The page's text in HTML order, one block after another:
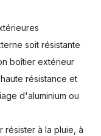
soit résistante
boîtier extérieur
résistance et
d'aluminium ou
résister à la pluie, à